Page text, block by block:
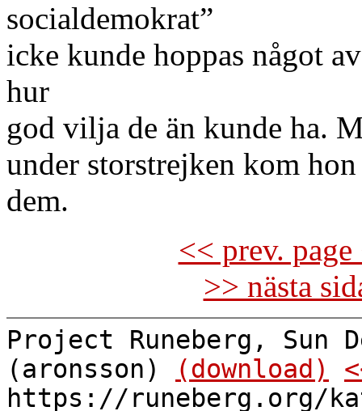
socialdemokrat”
icke kunde hoppas något
hur
god vilja de än kunde ha.
under storstrejken kom
dem.
<< prev.
>> nästa
Project Runeberg, Sun
(aronsson)
(download)
https://runeberg.org/